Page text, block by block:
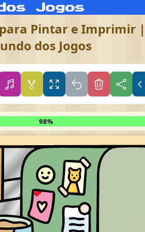
Pintar e Imprimir
dos Jogos
🏅
98%